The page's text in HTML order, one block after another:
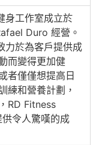
身工作室成立於
Duro 經營。
於為客戶提供成
而變得更加健
者僅僅想提高日
練和營養計劃，
RD Fitness
令人驚嘆的成